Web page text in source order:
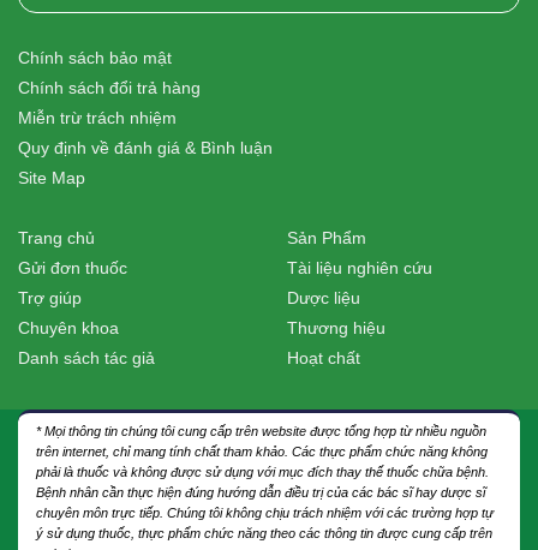
Chính sách bảo mật
Chính sách đổi trả hàng
Miễn trừ trách nhiệm
Quy định về đánh giá & Bình luận
Site Map
Trang chủ
Gửi đơn thuốc
Trợ giúp
Chuyên khoa
Danh sách tác giả
Sản Phẩm
Tài liệu nghiên cứu
Dược liệu
Thương hiệu
Hoạt chất
* Mọi thông tin chúng tôi cung cấp trên website được tổng hợp từ nhiều nguồn
trên internet, chỉ mang tính chất tham khảo. Các thực phẩm chức năng không
phải là thuốc và không được sử dụng với mục đích thay thế thuốc chữa bệnh.
Bệnh nhân cần thực hiện đúng hướng dẫn điều trị của các bác sĩ hay dược sĩ
chuyên môn trực tiếp. Chúng tôi không chịu trách nhiệm với các trường hợp tự
ý sử dụng thuốc, thực phẩm chức năng theo các thông tin được cung cấp trên